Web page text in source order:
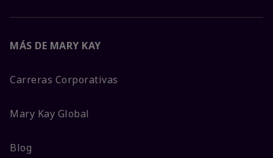
MÁS DE MARY KAY
Carreras Corporativas
Mary Kay Global
Blog